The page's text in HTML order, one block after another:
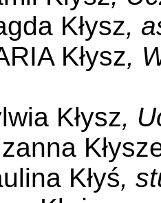
Kłysz,
Kłysz,
Kłysz,
Kłyś,